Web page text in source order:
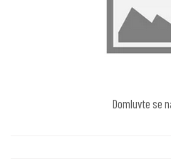
Domluvte se